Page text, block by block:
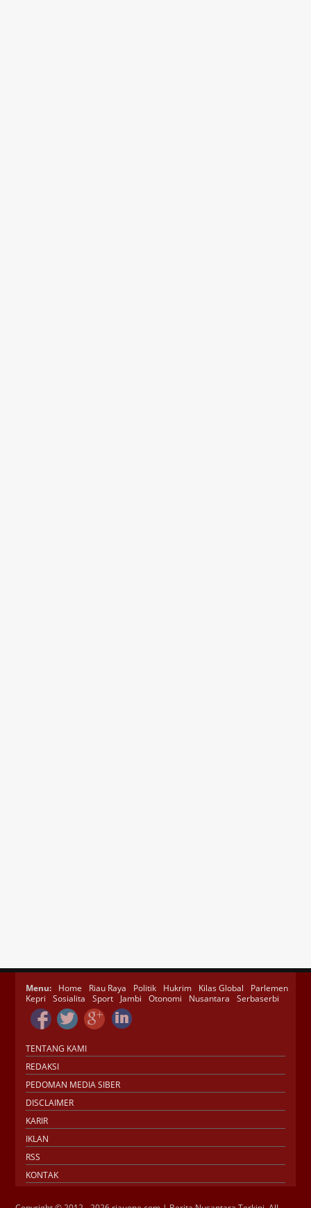
Menu: Home Riau Raya Politik Hukrim Kilas Global
Parlemen
Kepri
Sosialita Sport Jambi Otonomi Nusantara Serbaserbi
TENTANG KAMI
REDAKSI
PEDOMAN MEDIA SIBER
DISCLAIMER
KARIR
IKLAN
RSS
KONTAK